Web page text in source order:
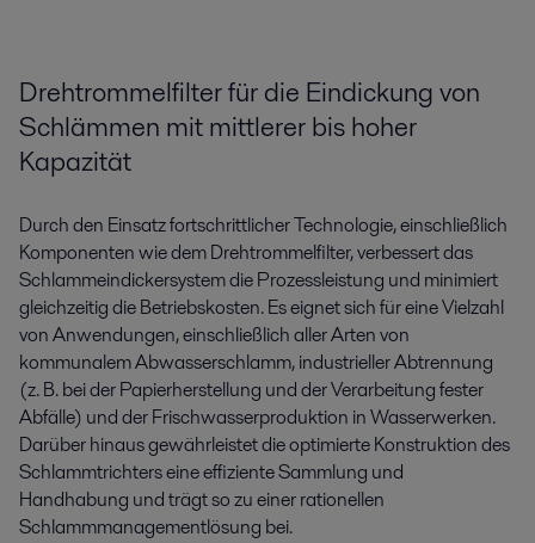
Drehtrommelfilter für die Eindickung von
Schlämmen mit mittlerer bis hoher
Kapazität
Durch den Einsatz fortschrittlicher Technologie, einschließlich
Komponenten wie dem Drehtrommelfilter, verbessert das
Schlammeindickersystem die Prozessleistung und minimiert
gleichzeitig die Betriebskosten. Es eignet sich für eine Vielzahl
von Anwendungen, einschließlich aller Arten von
kommunalem Abwasserschlamm, industrieller Abtrennung
(z. B. bei der Papierherstellung und der Verarbeitung fester
Abfälle) und der Frischwasserproduktion in Wasserwerken.
Darüber hinaus gewährleistet die optimierte Konstruktion des
Schlammtrichters eine effiziente Sammlung und
Handhabung und trägt so zu einer rationellen
Schlammmanagementlösung bei.